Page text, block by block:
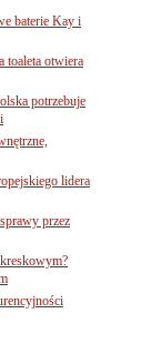
baterie Kay i
toaleta otwiera
potrzebuje
lidera
przez